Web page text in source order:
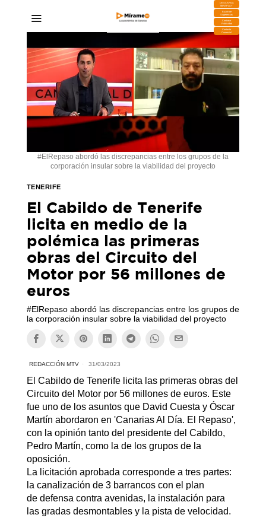
DESCARGA
MIRAPLAY
Buzón de
Sugerencias
Contratar
Publicidad
Contacto
Comercial
#ElRepaso abordó las discrepancias entre los grupos de la
corporación insular sobre la viabilidad del proyecto
TENERIFE
El Cabildo de Tenerife
licita en medio de la
polémica las primeras
obras del Circuito del
Motor por 56 millones de
euros
#ElRepaso abordó las discrepancias entre los grupos de
la corporación insular sobre la viabilidad del proyecto
REDACCIÓN MTV 31/03/2023
El Cabildo de Tenerife licita las primeras obras del
Circuito del Motor por 56 millones de euros. Este
fue uno de los asuntos que David Cuesta y Óscar
Martín abordaron en 'Canarias Al Día. El Repaso',
con la opinión tanto del presidente del Cabildo,
Pedro Martín, como la de los grupos de la
oposición.
La licitación aprobada corresponde a tres partes:
la canalización de 3 barrancos con el plan
de defensa contra avenidas, la instalación para
las gradas desmontables y la pista de velocidad.